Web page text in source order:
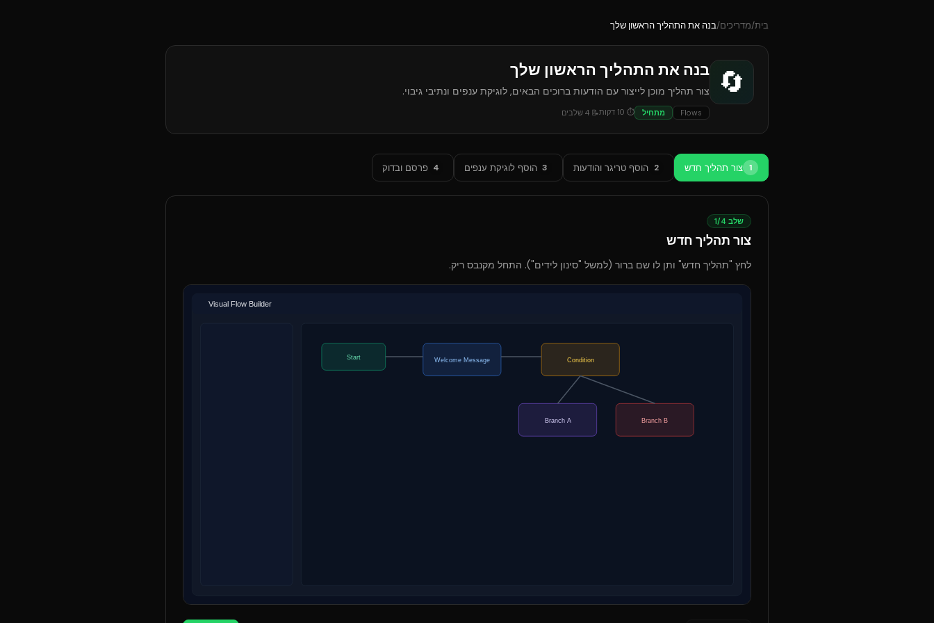
בית/מדריכים/בנה את התהליך הראשון שלך
🔄 בנה את התהליך הראשון שלך
צור תהליך מוכן לייצור עם הודעות ברוכים הבאים, לוגיקת ענפים ונתיבי גיבוי.
Flows מתחיל ⏱
10 דקות📝
4 שלבים
1 צור תהליך חדש 2 הוסף טריגר והודעות 3 הוסף לוגיקת ענפים 4 פרסם ובדוק
שלב 1/4
צור תהליך חדש
לחץ "תהליך חדש" ותן לו שם ברור (למשל "סינון לידים"). התחל מקנבס ריק.